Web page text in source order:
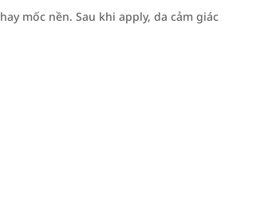
mốc nền. Sau khi apply, da cảm giác